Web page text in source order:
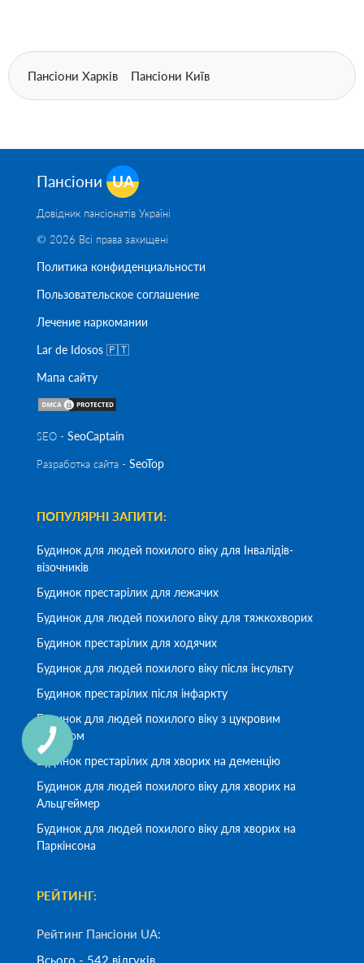
Пансіони Харків Пансіони Київ
Пансіони UA
Довідник пансіонатів Україні
© 2026 Всі права захищені
Политика конфиденциальности
Пользовательское соглашение
Лечение наркомании
Lar de Idosos 🇵🇹
Мапа сайту
SEO - SeoСaptain
Разработка сайта - SeoTop
ПОПУЛЯРНІ ЗАПИТИ:
Будинок для людей похилого віку для Інвалідів-
візочників
Будинок престарілих для лежачих
Будинок для людей похилого віку для тяжкохворих
Будинок престарілих для ходячих
Будинок для людей похилого віку після інсульту
Будинок престарілих після інфаркту
Будинок для людей похилого віку з цукровим
діабетом
Будинок престарілих для хворих на деменцію
Будинок для людей похилого віку для хворих на
Альцгеймер
Будинок для людей похилого віку для хворих на
Паркінсона
РЕЙТИНГ:
Рейтинг Пансіони UA:
Всього - 542 відгуків